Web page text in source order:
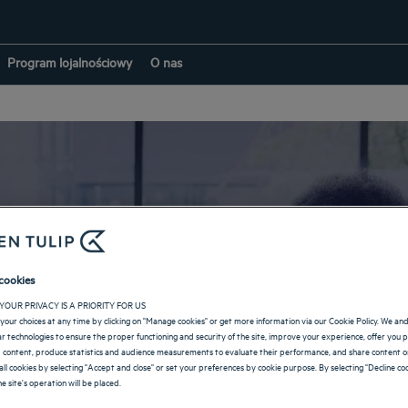
Program lojalnościowy O nas
Poznaj nasze nowe
są dopasowane do Twoich pragnień — korzystaj ze
PRIVACY IS A PRIORITY FOR US
choices at any time by clicking on "Manage cookies" or get more information via our Cookie Policy. We and
technologies to ensure the proper functioning and security of the site, improve your experience, offer you
produce statistics and audience measurements to evaluate their performance, and share content
cookies by selecting "Accept and close" or set your preferences by cookie purpose. By selecting "Decline
site's operation will be placed.